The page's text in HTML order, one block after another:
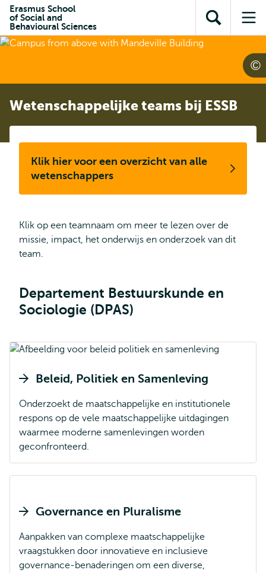
inhoud
gaan
gaan
Direct naar
subnavigatie
Erasmus School
of Social and
Behavioural Sciences
Toon
zoekveld
Wetenschappelijke teams bij ESSB
Klik hier voor een overzicht van alle
wetenschappers
Klik op een teamnaam om meer te lezen over de
missie, impact, het onderwijs en onderzoek van dit
team.
Departement Bestuurskunde en
Sociologie (DPAS)
Beleid, Politiek en Samenleving
Onderzoekt de maatschappelijke en institutionele
respons op de vele maatschappelijke uitdagingen
waarmee moderne samenlevingen worden
geconfronteerd.
Governance en Pluralisme
Aanpakken van complexe maatschappelijke
vraagstukken door innovatieve en inclusieve
governance-benaderingen om een diverse,